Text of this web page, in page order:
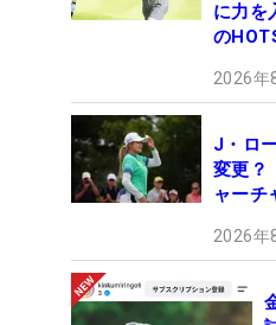
に力を
の
2026年
J・ロ
変更？
ャーチ
2026年